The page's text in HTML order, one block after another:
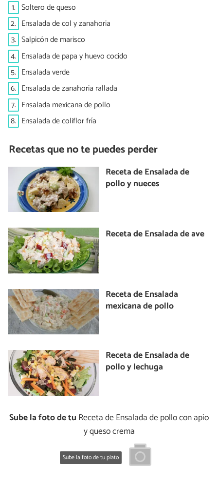
1. Soltero de queso
2. Ensalada de col y zanahoria
3. Salpicón de marisco
4. Ensalada de papa y huevo cocido
5. Ensalada verde
6. Ensalada de zanahoria rallada
7. Ensalada mexicana de pollo
8. Ensalada de coliflor fría
Recetas que no te puedes perder
Receta de Ensalada de
pollo y nueces
Receta de Ensalada de ave
Receta de Ensalada
mexicana de pollo
Receta de Ensalada de
pollo y lechuga
Sube la foto de tu Receta de Ensalada de pollo con apio
y queso crema
Sube la foto de tu plato